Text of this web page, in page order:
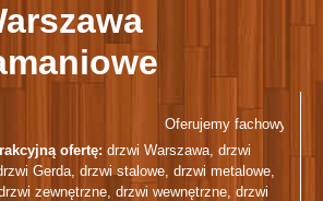
Oferujemy fachowy i
ofertę: drzwi Warszawa, drzwi
Gerda, drzwi stalowe, drzwi metalowe,
zewnętrzne, drzwi wewnętrzne, drzwi